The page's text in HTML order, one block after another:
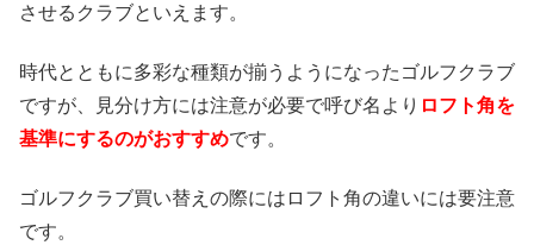
させるクラブといえます。
時代とともに多彩な種類が揃うようになったゴルフクラブ
ですが、見分け方には注意が必要で呼び名より ロフト角を
基準にするのがおすすめです。
ゴルフクラブ買い替えの際にはロフト角の違いには要注意
です。